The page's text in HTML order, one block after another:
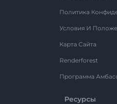
Политика
Условия И
Карта Сайта
Renderforest
Программа
Ресурсы